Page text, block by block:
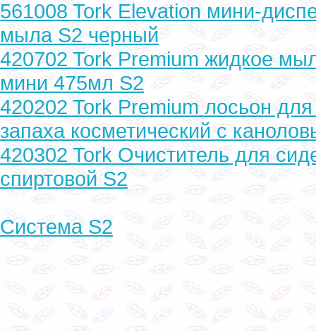
561008 Tork Elevation мини-
мыла S2 черный
420702 Tork Premium жидкое
мини 475мл S2
420202 Tork Premium лосьон для
запаха косметический с
420302 Tork Очиститель для
спиртовой S2
Система S2